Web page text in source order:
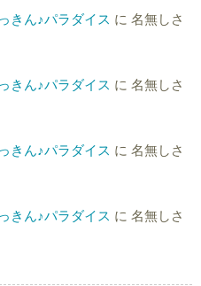
きん♪パラダイス に 名無しさ
きん♪パラダイス に 名無しさ
きん♪パラダイス に 名無しさ
きん♪パラダイス に 名無しさ